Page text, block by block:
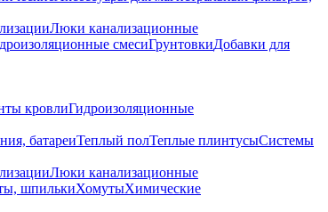
Люки канализационные
смесиГрунтовкиДобавки для
кровлиГидроизоляционные
батареиТеплый полТеплые плинтусыСистемы
Люки канализационные
шпилькиХомутыХимические